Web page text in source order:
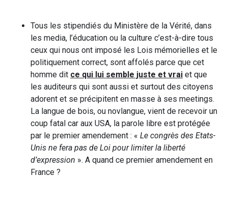
Tous les stipendiés du Ministère de la Vérité, dans
les media, l’éducation ou la culture c’est-à-dire tous
ceux qui nous ont imposé les Lois mémorielles et le
politiquement correct, sont affolés parce que cet
homme dit ce qui lui semble juste et vrai et que
les auditeurs qui sont aussi et surtout des citoyens
adorent et se précipitent en masse à ses meetings.
La langue de bois, ou novlangue, vient de recevoir un
coup fatal car aux USA, la parole libre est protégée
par le premier amendement : « Le congrès des Etats-
Unis ne fera pas de Loi pour limiter la liberté
d’expression ». A quand ce premier amendement en
France ?